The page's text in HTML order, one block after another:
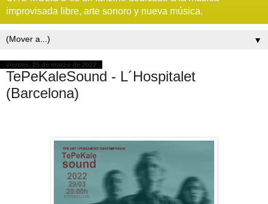
improvisada libre, arte sonoro y nueva música.
▼
viernes, 25 de marzo de 2022
TePeKaleSound - L´Hospitalet
(Barcelona)